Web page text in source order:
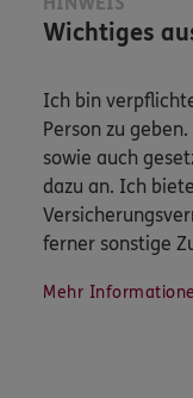
Wichtiges
Ich bin
Person zu
sowie auch
dazu an. Ich
ferner sonstige
Mehr